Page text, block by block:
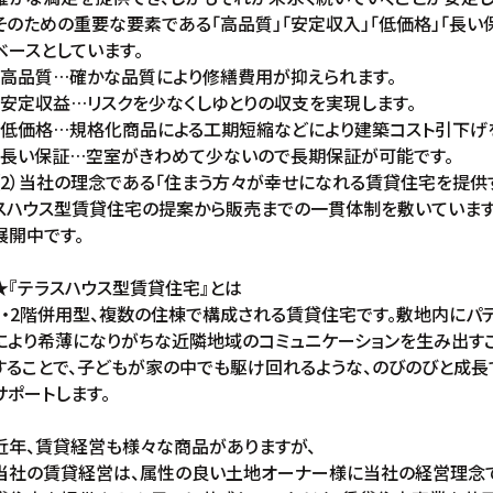
のための重要な要素である「高品質」「安定収入」「低価格」「長
ースとしています。
高品質…確かな品質により修繕費用が抑えられます。
安定収益…リスクを少なくしゆとりの収支を実現します。
低価格…規格化商品による工期短縮などにより建築コスト引下げ
長い保証…空室がきわめて少ないので長期保証が可能です。
2）当社の理念である「住まう方々が幸せになれる賃貸住宅を提
ハウス型賃貸住宅の提案から販売までの一貫体制を敷いていま
開中です。
テラスハウス型賃貸住宅』とは
2階併用型、複数の住棟で構成される賃貸住宅です。敷地内にパ
より希薄になりがちな近隣地域のコミュニケーションを生み出す
ることで、子どもが家の中でも駆け回れるような、のびのびと成
ポートします。
年、賃貸経営も様々な商品がありますが、
社の賃貸経営は、属性の良い土地オーナー様に当社の経営理念